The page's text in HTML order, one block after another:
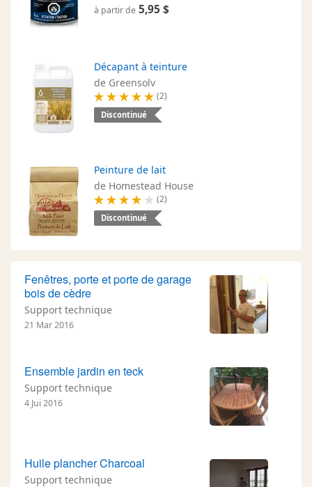
à partir de 5,95 $
Décapant à teinture
de Greensolv
(2)
Discontinué
Peinture de lait
de Homestead House
(2)
Discontinué
Fenêtres, porte et porte de garage
bois de cèdre
Support technique
21 Mar 2016
Ensemble jardin en teck
Support technique
4 Jui 2016
Huile plancher Charcoal
Support technique